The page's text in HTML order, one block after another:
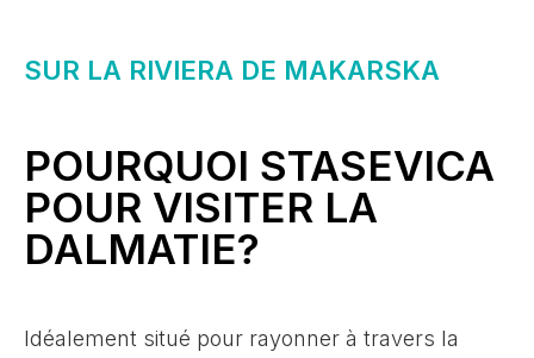
SUR LA RIVIERA DE MAKARSKA
POURQUOI STASEVICA
POUR VISITER LA
DALMATIE?
Idéalement situé pour rayonner à travers la